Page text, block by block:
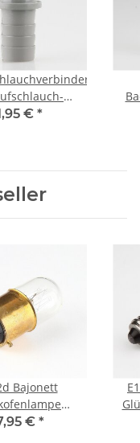
gerade
€ *
Bajonett
15W/230V Länge 50 mm
€ *